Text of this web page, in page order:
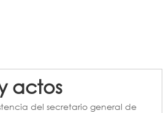
actos
del secretario general de